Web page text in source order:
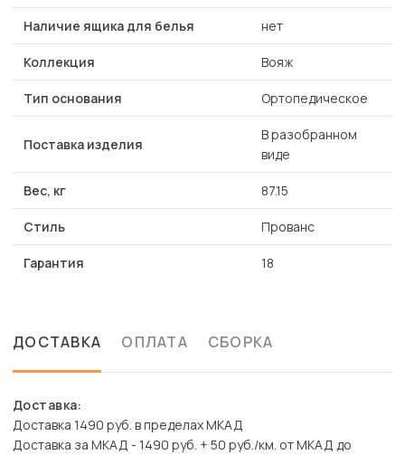
Наличие ящика для белья нет
Коллекция Вояж
Тип основания Ортопедическое
Поставка изделия
В разобранном
виде
Вес, кг 87.15
Стиль Прованс
Гарантия 18
ДОСТАВКА ОПЛАТА СБОРКА
Доставка:
Доставка 1490 руб. в пределах МКАД
Доставка за МКАД - 1490 руб. + 50 руб./км. от МКАД до